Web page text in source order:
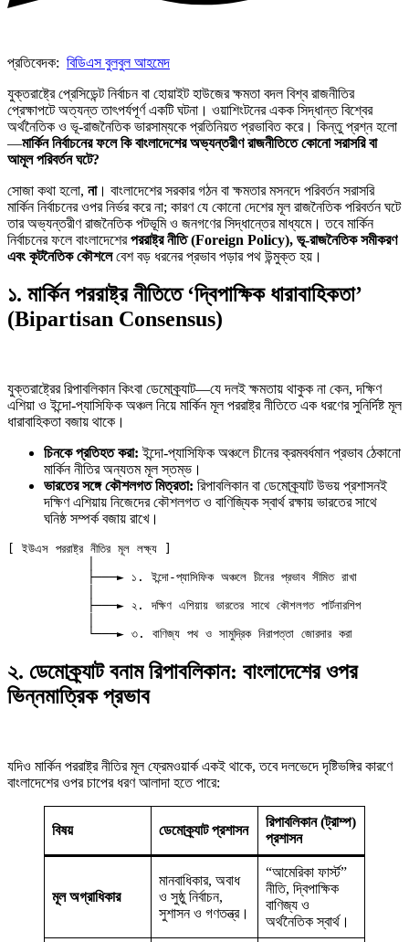
প্রতিবেদক: বিডিএস বুলবুল আহমেদ
যুক্তরাষ্ট্রে প্রেসিডেন্ট নির্বাচন বা হোয়াইট হাউজের ক্ষমতা বদল বিশ্ব রাজনীতির
প্রেক্ষাপটে অত্যন্ত তাৎপর্যপূর্ণ একটি ঘটনা। ওয়াশিংটনের একক সিদ্ধান্ত বিশ্বের
অর্থনৈতিক ও ভূ-রাজনৈতিক ভারসাম্যকে প্রতিনিয়ত প্রভাবিত করে। কিন্তু প্রশ্ন হলো
—মার্কিন নির্বাচনের ফলে কি বাংলাদেশের অভ্যন্তরীণ রাজনীতিতে কোনো সরাসরি বা
আমূল পরিবর্তন ঘটে?
সোজা কথা হলো, না। বাংলাদেশের সরকার গঠন বা ক্ষমতার মসনদে পরিবর্তন সরাসরি
মার্কিন নির্বাচনের ওপর নির্ভর করে না; কারণ যে কোনো দেশের মূল রাজনৈতিক পরিবর্তন ঘটে
তার অভ্যন্তরীণ রাজনৈতিক পটভূমি ও জনগণের সিদ্ধান্তের মাধ্যমে। তবে মার্কিন
নির্বাচনের ফলে বাংলাদেশেরপররাষ্ট্র নীতি (Foreign Policy), ভূ-রাজনৈতিক সমীকরণ
এবং কূটনৈতিক কৌশলেবেশ বড় ধরনের প্রভাব পড়ার পথ উন্মুক্ত হয়।
১. মার্কিন পররাষ্ট্র নীতিতে ‘দ্বিপাক্ষিক ধারাবাহিকতা’
(Bipartisan Consensus)
যুক্তরাষ্ট্রের রিপাবলিকান কিংবা ডেমোক্র্যাট—যে দলই ক্ষমতায় থাকুক না কেন, দক্ষিণ
এশিয়া ও ইন্দো-প্যাসিফিক অঞ্চল নিয়ে মার্কিন মূল পররাষ্ট্র নীতিতে এক ধরণের সুনির্দিষ্ট মূল
ধারাবাহিকতা বজায় থাকে।
চিনকে প্রতিহত করা: ইন্দো-প্যাসিফিক অঞ্চলে চীনের ক্রমবর্ধমান প্রভাব ঠেকানো
মার্কিন নীতির অন্যতম মূল স্তম্ভ।
ভারতের সঙ্গে কৌশলগত মিত্রতা: রিপাবলিকান বা ডেমোক্র্যাট উভয় প্রশাসনই
দক্ষিণ এশিয়ায় নিজেদের কৌশলগত ও বাণিজ্যিক স্বার্থ রক্ষায় ভারতের সাথে
ঘনিষ্ঠ সম্পর্ক বজায় রাখে।
[ ইউএস পররাষ্ট্র নীতির মূল লক্ষ্য ]
২. ডেমোক্র্যাট বনাম রিপাবলিকান: বাংলাদেশের ওপর
ভিন্নমাত্রিক প্রভাব
যদিও মার্কিন পররাষ্ট্র নীতির মূল ফ্রেমওয়ার্ক একই থাকে, তবে দলভেদে দৃষ্টিভঙ্গির কারণে
বাংলাদেশের ওপর চাপের ধরণ আলাদা হতে পারে:
বিষয় ডেমোক্র্যাট প্রশাসন
রিপাবলিকান (ট্রাম্প)
প্রশাসন
মূল অগ্রাধিকার
মানবাধিকার, অবাধ
ও সুষ্ঠু নির্বাচন,
সুশাসন ও গণতন্ত্র।
“আমেরিকা ফার্স্ট”
নীতি, দ্বিপাক্ষিক
বাণিজ্য ও
অর্থনৈতিক স্বার্থ।